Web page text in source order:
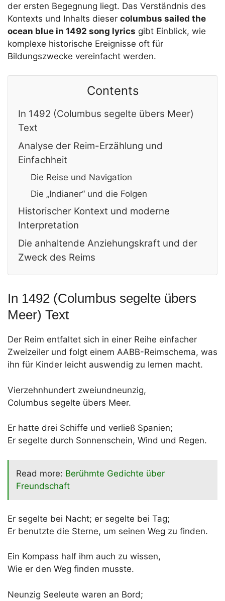
der ersten Begegnung liegt. Das Verständnis des
Kontexts und Inhalts dieser columbus sailed the
ocean blue in 1492 song lyrics gibt Einblick, wie
komplexe historische Ereignisse oft für
Bildungszwecke vereinfacht werden.
Contents
In 1492 (Columbus segelte übers Meer)
Text
Analyse der Reim-Erzählung und
Einfachheit
Die Reise und Navigation
Die „Indianer“ und die Folgen
Historischer Kontext und moderne
Interpretation
Die anhaltende Anziehungskraft und der
Zweck des Reims
In 1492 (Columbus segelte übers
Meer) Text
Der Reim entfaltet sich in einer Reihe einfacher
Zweizeiler und folgt einem AABB-Reimschema, was
ihn für Kinder leicht auswendig zu lernen macht.
Vierzehnhundert zweiundneunzig,
Columbus segelte übers Meer.
Er hatte drei Schiffe und verließ Spanien;
Er segelte durch Sonnenschein, Wind und Regen.
Read more: Berühmte Gedichte über
Freundschaft
Er segelte bei Nacht; er segelte bei Tag;
Er benutzte die Sterne, um seinen Weg zu finden.
Ein Kompass half ihm auch zu wissen,
Wie er den Weg finden musste.
Neunzig Seeleute waren an Bord;